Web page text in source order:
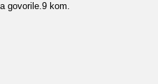
govorile.9 kom.